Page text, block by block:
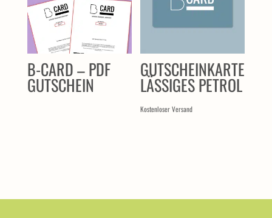
B-CARD – PDF
GUTSCHEIN
GUTSCHEINKARTE
LÄSSIGES PETROL
Kostenloser Versand